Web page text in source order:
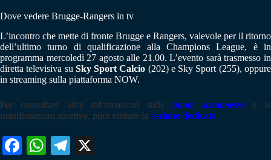
Dove vedere Brugge-Rangers in tv
L’incontro che mette di fronte Brugge e Rangers, valevole per il ritorno
dell’ultimo turno di qualificazione alla Champions League, è in
programma mercoledì 27 agosto alle 21.00. L’evento sarà trasmesso in
diretta televisiva su Sky Sport Calcio (202) e Sky Sport (255), oppure
in streaming sulla piattaforma NOW.
Per consultare altre informazioni sulle quote scommesse
e le
manifestazioni sportive, puoi visitare la sezione dedicata
Fa W
Te